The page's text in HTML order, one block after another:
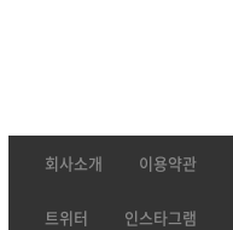
회사소개 이용약관
트위터 인스타그램